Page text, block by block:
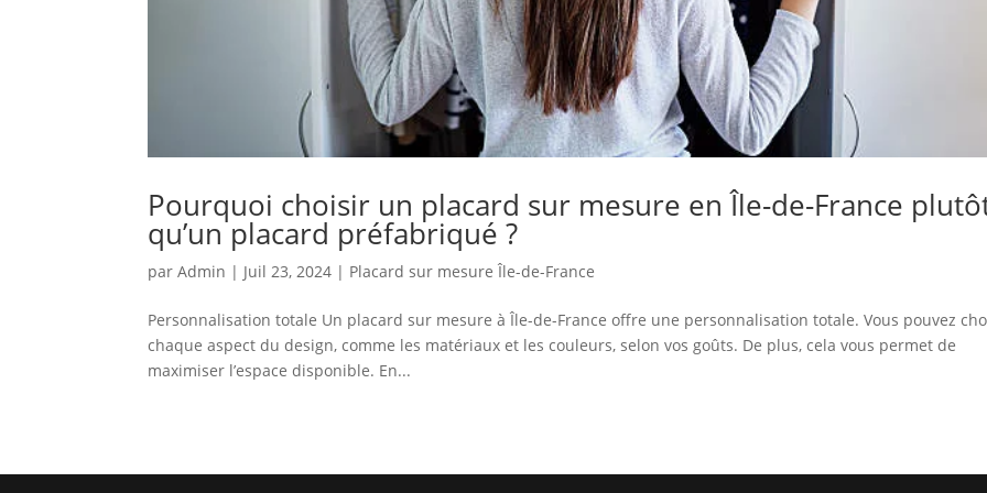
Pourquoi choisir un placard sur mesure en Île-de-France
qu’un placard préfabriqué ?
parAdmin | Juil 23, 2024 | Placard sur mesure Île-de-France
Personnalisation totale Un placard sur mesure à Île-de-France offre une personnalisation totale. Vous pouvez
chaque aspect du design, comme les matériaux et les couleurs, selon vos goûts. De plus, cela vous permet de
maximiser l’espace disponible. En...